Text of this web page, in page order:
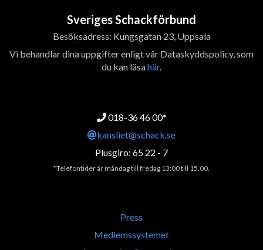
Sveriges Schackförbund
Besöksadress: Kungsgatan 23, Uppsala
Vi behandlar dina uppgifter enligt vår Dataskyddspolicy, som
du kan läsahär.
018-36 46 00*
kansliet@schack.se
Plusgiro: 65 22 - 7
*Telefontider är måndag till fredag 13:00 till 15.00.
Press
Medlemssystemet